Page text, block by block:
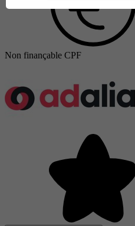
Non finançable CPF